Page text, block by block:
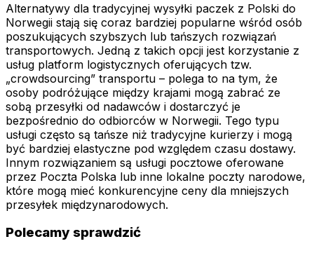
Alternatywy dla tradycyjnej wysyłki paczek z Polski do
Norwegii stają się coraz bardziej popularne wśród osób
poszukujących szybszych lub tańszych rozwiązań
transportowych. Jedną z takich opcji jest korzystanie z
usług platform logistycznych oferujących tzw.
„crowdsourcing” transportu – polega to na tym, że
osoby podróżujące między krajami mogą zabrać ze
sobą przesyłki od nadawców i dostarczyć je
bezpośrednio do odbiorców w Norwegii. Tego typu
usługi często są tańsze niż tradycyjne kurierzy i mogą
być bardziej elastyczne pod względem czasu dostawy.
Innym rozwiązaniem są usługi pocztowe oferowane
przez Poczta Polska lub inne lokalne poczty narodowe,
które mogą mieć konkurencyjne ceny dla mniejszych
przesyłek międzynarodowych.
Polecamy sprawdzić